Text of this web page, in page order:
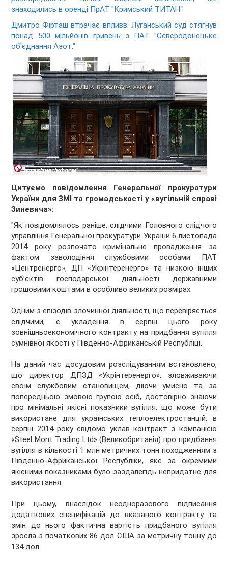
знаходились в оренді ПрАТ "Кримський ТИТАН."
Дмитро Фірташ втрачає впливв: Луганський суд стягнув
понад 500 мільйонів гривень з ПАТ "Сєвєродонецьке
об'єднання Азот."
Цитуємо повідомлення Генеральної прокуратури
України для ЗМІ та громадськості у «вугільній справі
Зиневича»:
"Як повідомлялось раніше, слідчими Головного слідчого
управління Генеральної прокуратури України 6 листопада
2014 року розпочато кримінальне провадження за
фактом заволодіння службовими особами ПАТ
«Центренерго», ДП «Укрінтеренерго» та низкою інших
суб’єктів господарської діяльності державними
грошовими коштами в особливо великих розмірах.
Одним з епізодів злочинної діяльності, що перевіряється
слідчими, є укладення в серпні цього року
зовнішньоекономічного контракту на придбання вугілля
сумнівної якості у Південно-Африканській Республіці.
На даний час досудовим розслідуванням встановлено,
що директор ДПЗД «Укрінтеренерго», зловживаючи
своїм службовим становищем, діючи умисно та за
попередньою змовою групою осіб, достовірно знаючи
про мінімальні якісні показники вугілля, що може бути
використане для українських теплоелектростанцій, в
серпні 2014 року свідомо уклав контракт з компанією
«Steel Mont Trading Ltd» (Великобританія) про придбання
вугілля в кількості 1 млн метричних тонн походженням з
Південно-Африканської Республіки, яке за окремими
якісними показниками було заздалегідь непридатне для
використання.
При цьому, внаслідок неодноразового підписання
додаткових специфікацій до вказаного контракту та
змін до нього фактична вартість придбаного вугілля
зросла з початкових 86 дол США за метричну тонну до
134 дол.